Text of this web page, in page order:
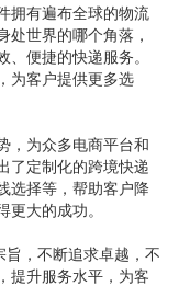
拥有遍布全球的物流
处世界的哪个角落，
便捷的快递服务。
为客户提供更多选
，为众多电商平台和
了定制化的跨境快递
选择等，帮助客户降
大的成功。
旨，不断追求卓越，不
提升服务水平，为客